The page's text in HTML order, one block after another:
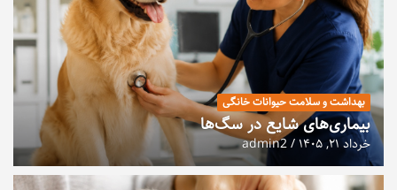
بهداشت و سلامت حیوانات خانگی
بیماری‌های شایع در سگ‌ها
خرداد ۲۱, ۱۴۰۵ admin2